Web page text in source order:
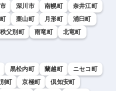
深川市 南幌町
奈井江町
栗山町 月形町
浦臼町
秩父別町 雨竜町
北竜町
黒松内町 蘭越町
ニセコ町
町 京極町
倶知安町